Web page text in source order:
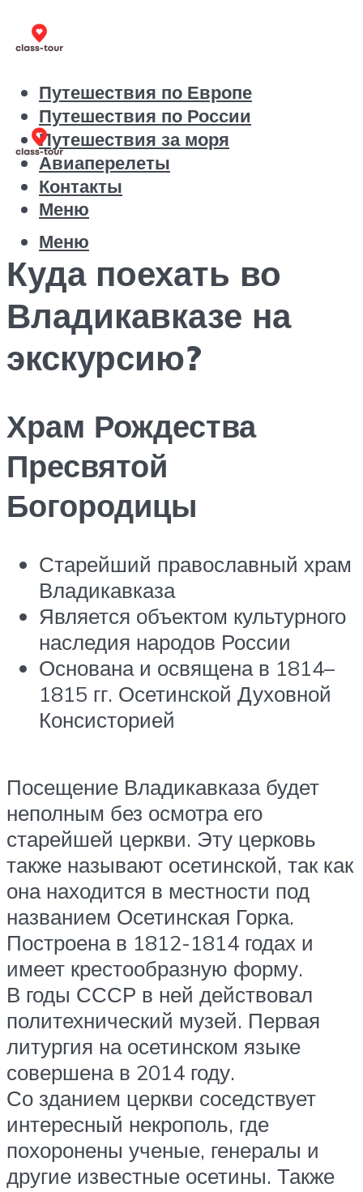
Путешествия по Европе
Путешествия по России
Путешествия за моря
Авиаперелеты
Контакты
Меню
Меню
Куда поехать во
Владикавказе на
экскурсию?
Храм Рождества
Пресвятой
Богородицы
Старейший православный храм
Владикавказа
Является объектом культурного
наследия народов России
Основана и освящена в 1814–
1815 гг. Осетинской Духовной
Консисторией
Посещение Владикавказа будет
неполным без осмотра его
старейшей церкви. Эту церковь
также называют осетинской, так как
она находится в местности под
названием Осетинская Горка.
Построена в 1812-1814 годах и
имеет крестообразную форму.
В годы СССР в ней действовал
политехнический музей. Первая
литургия на осетинском языке
совершена в 2014 году.
Со зданием церкви соседствует
интересный некрополь, где
похоронены ученые, генералы и
другие известные осетины. Также